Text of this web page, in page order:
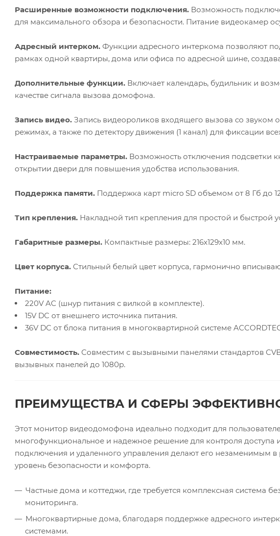
Расширенные возможности подключения. Возможность
для максимального обзора и безопасности. Питание видеокамер
Адресный интерком. Функции адресного интеркома позволяют
рамках одной квартиры, дома или офиса по адресной шине,
Дополнительные функции. Включает календарь, будильник и
качестве сигнала вызова домофона.
Запись видео. Запись видеороликов входящего вызова со звуком
режимах, а также по детектору движения (1 канал) для фиксации
Настраиваемые параметры. Возможность отключения подсветки
открытии двери для повышения удобства использования.
Поддержка памяти. Поддержка карт micro SD объемом от 8 Гб до
Тип крепления. Накладной тип крепления для простой и быстрой
Габаритные размеры. Компактные размеры: 216х129х10 мм.
Цвет корпуса. Стильный белый цвет корпуса, гармонично
Питание:
220V AC (шнур питания с вилкой в комплекте).
15V DC от внешнего источника питания.
36V DC от блока питания в многоквартирной системе
Совместимость. Совместим с вызывными панелями стандартов
вызывных панелей до 1080р.
ПРЕИМУЩЕСТВА И СФЕРЫ
Этот монитор видеодомофона идеально подходит для
многофункциональное и надежное решение для контроля
подключения и удаленного управления делают его незаменимым в
уровень безопасности и комфорта.
Частные дома и коттеджи, где требуется комплексная система
мониторинга.
Многоквартирные дома, благодаря поддержке адресного
системами.